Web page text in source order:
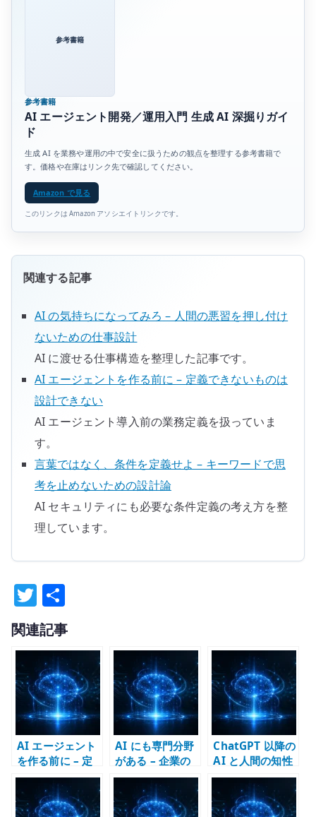
参考書籍
参考書籍
AI エージェント開発／運用入門 生成 AI 深掘りガイ
ド
生成 AI を業務や運用の中で安全に扱うための観点を整理する参考書籍で
す。価格や在庫はリンク先で確認してください。
Amazon で見る
このリンクは Amazon アソシエイトリンクです。
関連する記事
AI の気持ちになってみろ – 人間の悪習を押し付け
ないための仕事設計
AI に渡せる仕事構造を整理した記事です。
AI エージェントを作る前に – 定義できないものは
設計できない
AI エージェント導入前の業務定義を扱っていま
す。
言葉ではなく、条件を定義せよ – キーワードで思
考を止めないための設計論
AI セキュリティにも必要な条件定義の考え方を整
理しています。
T
w
it
te
r
有
関連記事
AI エージェント
を作る前に – 定
義できないもの
は設計できない
AI にも専門分野
がある – 企業の
事業構造が AI の
個性を作る
ChatGPT 以降の
AI と人間の知性
– 基礎技術、創
作、社会システ
ムはどう変わる